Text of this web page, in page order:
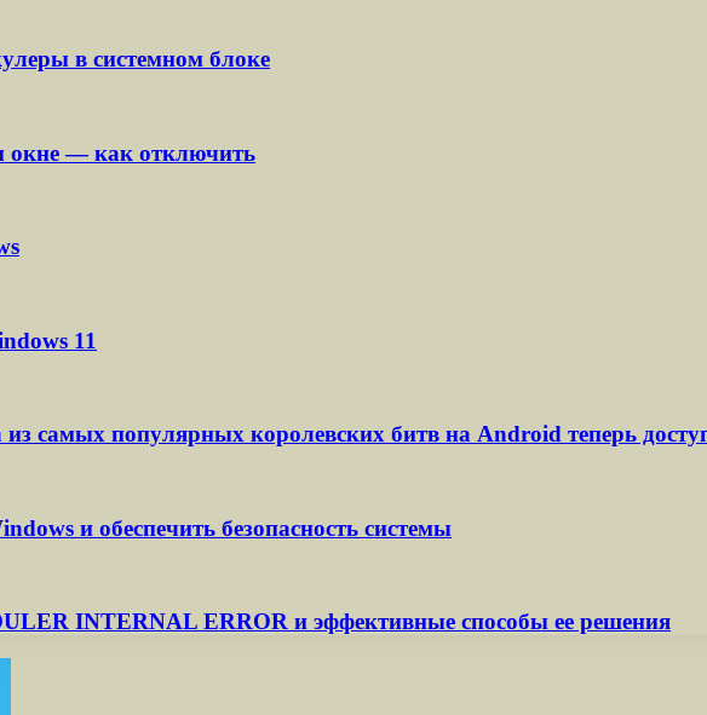
в системном блоке
окне — как отключить
11
самых популярных королевских битв на Android теперь
и обеспечить безопасность системы
INTERNAL ERROR и эффективные способы ее решения